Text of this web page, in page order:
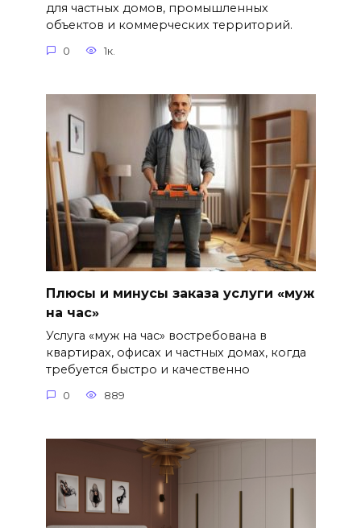
для частных домов, промышленных
объектов и коммерческих территорий.
0 1к.
Плюсы и минусы заказа услуги «муж
на час»
Услуга «муж на час» востребована в
квартирах, офисах и частных домах, когда
требуется быстро и качественно
0 889